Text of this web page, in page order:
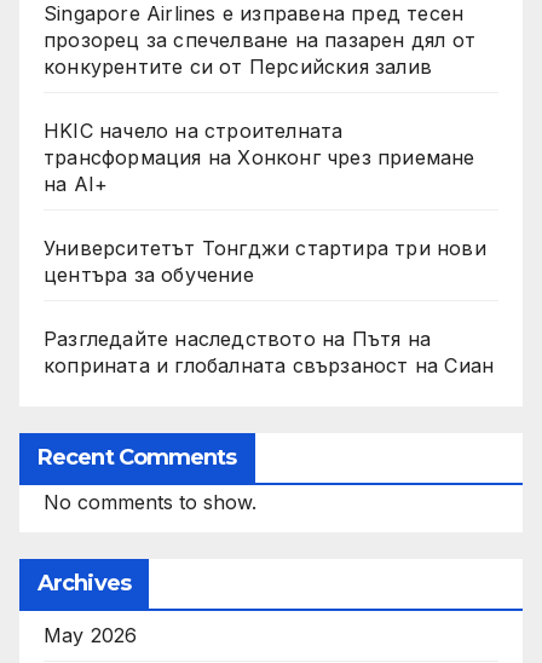
Singapore Airlines е изправена пред тесен
прозорец за спечелване на пазарен дял от
конкурентите си от Персийския залив
HKIC начело на строителната
трансформация на Хонконг чрез приемане
на AI+
Университетът Тонгджи стартира три нови
центъра за обучение
Разгледайте наследството на Пътя на
коприната и глобалната свързаност на Сиан
Recent Comments
No comments to show.
Archives
May 2026